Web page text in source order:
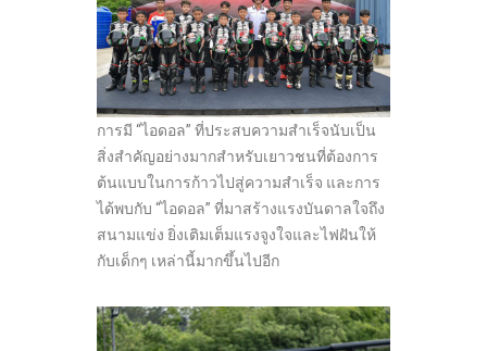
การมี “ไอดอล” ที่ประสบความสำเร็จนับเป็น
สิ่งสำคัญอย่างมากสำหรับเยาวชนที่ต้องการ
ต้นแบบในการก้าวไปสู่ความสำเร็จ และการ
ได้พบกับ “ไอดอล” ที่มาสร้างแรงบันดาลใจถึง
สนามแข่ง ยิ่งเติมเต็มแรงจูงใจและไฟฝันให้
กับเด็กๆ เหล่านี้มากขึ้นไปอีก